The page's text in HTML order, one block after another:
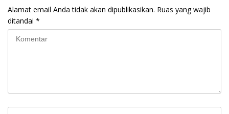
Alamat email Anda tidak akan dipublikasikan. Ruas yang wajib
ditandai *